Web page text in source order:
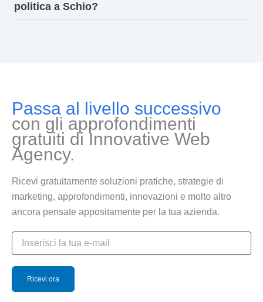
politica a Schio?
Passa al livello successivo
con gli approfondimenti
gratuiti di Innovative Web
Agency.
Ricevi gratuitamente soluzioni pratiche, strategie di
marketing, approfondimenti, innovazioni e molto altro
ancora pensate appositamente per la tua azienda.